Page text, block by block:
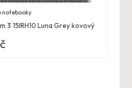
notebooky
3 15IRH10 Luna Grey kovový